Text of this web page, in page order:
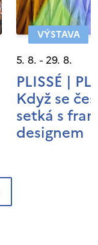
VÝSTAVA
5. 8. - 29. 8.
PLISSÉ |
Když se
setká s
designem